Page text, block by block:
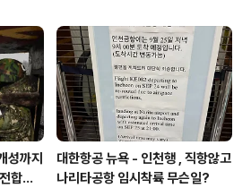
억원이 확정됐다. 원본출처 : 연합뉴스 http://a
성까지
합의
대한항공 뉴욕 - 인천행 , 직항않고
나리타공항 임시착륙 무슨일?